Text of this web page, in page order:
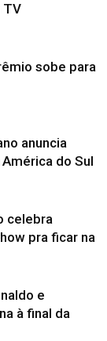
TV
sobe para
anuncia
do Sul
celebra
pra ficar na
e
à final da